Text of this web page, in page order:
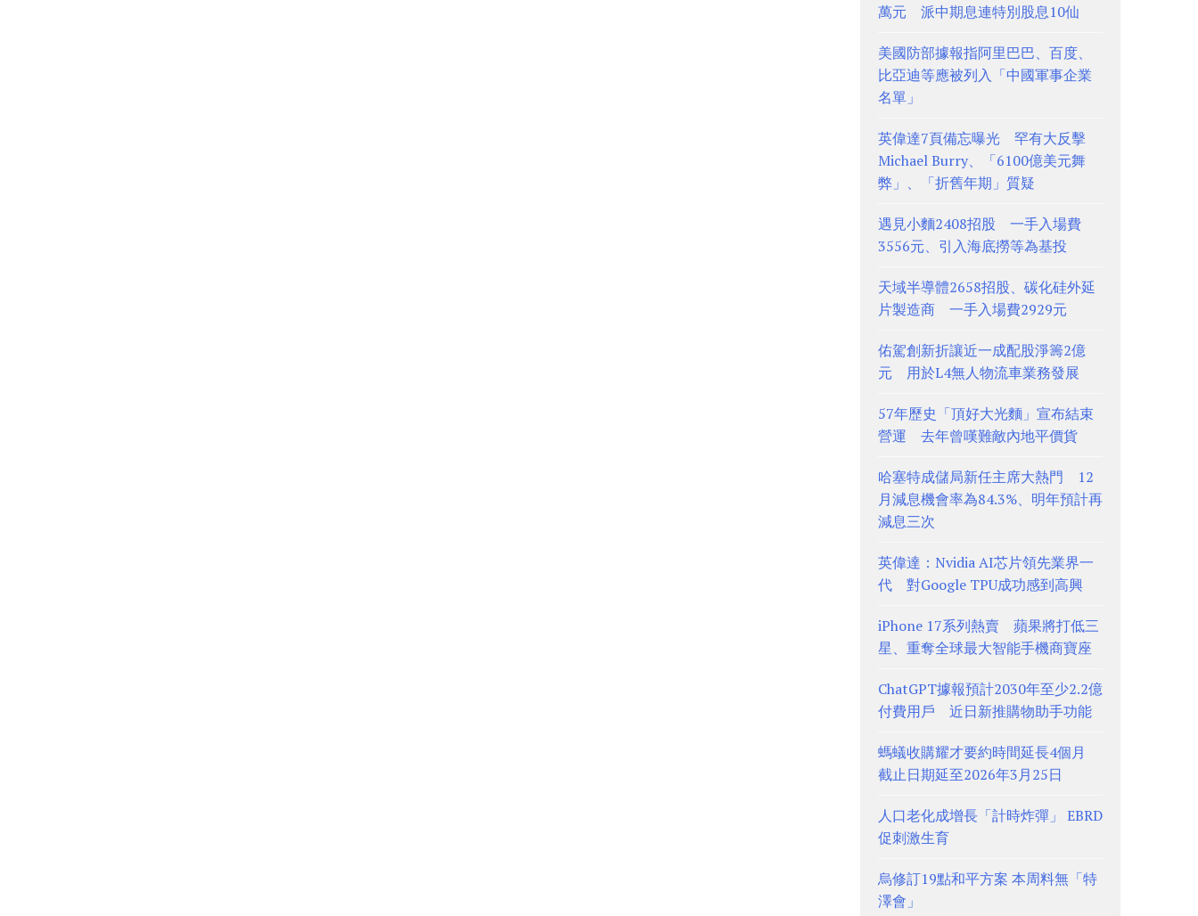
萬元 派中期息連特別股息10仙
美國防部據報指阿里巴巴、百度、
比亞迪等應被列入「中國軍事企業
名單」
英偉達7頁備忘曝光 罕有大反擊
Michael Burry、「6100億美元舞
弊」、「折舊年期」質疑
遇見小麵2408招股 一手入場費
3556元、引入海底撈等為基投
天域半導體2658招股、碳化硅外延
片製造商 一手入場費2929元
佑駕創新折讓近一成配股淨籌2億
元 用於L4無人物流車業務發展
57年歷史「頂好大光麵」宣布結束
營運 去年曾嘆難敵內地平價貨
哈塞特成儲局新任主席大熱門 12
月減息機會率為84.3%、明年預計再
減息三次
英偉達：Nvidia AI芯片領先業界一
代 對Google TPU成功感到高興
iPhone 17系列熱賣 蘋果將打低三
星、重奪全球最大智能手機商寶座
ChatGPT據報預計2030年至少2.2億
付費用戶 近日新推購物助手功能
螞蟻收購耀才要約時間延長4個月
截止日期延至2026年3月25日
人口老化成增長「計時炸彈」 EBRD
促刺激生育
烏修訂19點和平方案 本周料無「特
澤會」